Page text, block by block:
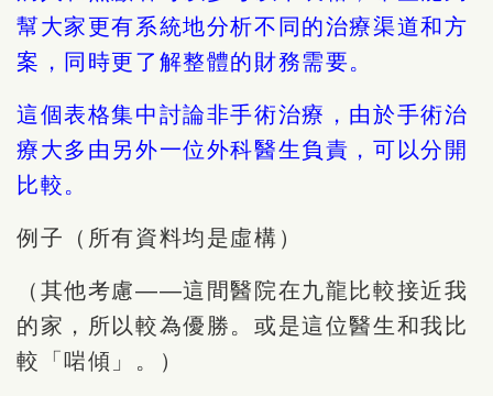
幫大家更有系統地分析不同的治療渠道和方
案，同時更了解整體的財務需要。
這個表格集中討論非手術治療，由於手術治
療大多由另外一位外科醫生負責，可以分開
比較。
例子（所有資料均是虛構）
（其他考慮——這間醫院在九龍比較接近我
的家，所以較為優勝。或是這位醫生和我比
較「啱傾」。）